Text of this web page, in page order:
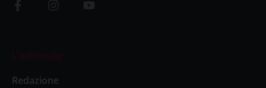
L’editoriale
Redazione